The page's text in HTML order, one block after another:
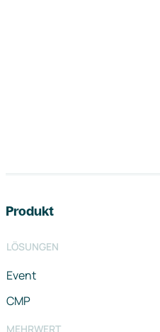
Produkt
LÖSUNGEN
Event
CMP
MEHRWERT